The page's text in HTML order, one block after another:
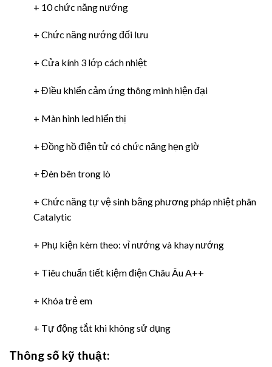
+ 10 chức năng nướng
+ Chức năng nướng đối lưu
+ Cửa kính 3 lớp cách nhiệt
+ Điều khiển cảm ứng thông minh hiện đại
+ Màn hình led hiển thị
+ Đồng hồ điện tử có chức năng hẹn giờ
+ Đèn bên trong lò
+ Chức năng tự vệ sinh bằng phương pháp nhiệt phân
Catalytic
+ Phụ kiện kèm theo: vỉ nướng và khay nướng
+ Tiêu chuẩn tiết kiệm điện Châu Âu A++
+ Khóa trẻ em
+ Tự động tắt khi không sử dụng
Thông số kỹ thuật: